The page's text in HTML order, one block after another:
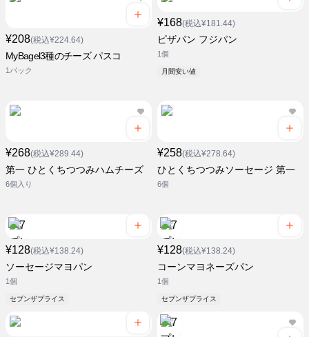
¥208(税込¥224.64)
MyBagel3種のチーズ パスコ
1パック
¥168(税込¥181.44)
ピザパン フジパン
1個
月間安い値
¥268(税込¥289.44)
第一 ひとくちつつみハムチーズ
6個入り
¥258(税込¥278.64)
ひとくちつつみソーセージ 第一
6個
¥128(税込¥138.24)
ソーセージマヨパン
1個
セブンザプライス
¥128(税込¥138.24)
コーンマヨネーズパン
1個
セブンザプライス